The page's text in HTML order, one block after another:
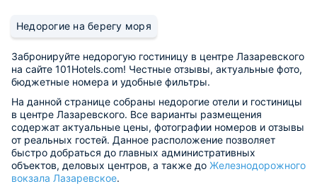
Недорогие на берегу моря
Забронируйте недорогую гостиницу в центре Лазаревского
на сайте 101Hotels.com! Честные отзывы, актуальные фото,
бюджетные номера и удобные фильтры.
На данной странице собраны недорогие отели и гостиницы
в центре Лазаревского. Все варианты размещения
содержат актуальные цены, фотографии номеров и отзывы
от реальных гостей. Данное расположение позволяет
быстро добраться до главных административных
объектов, деловых центров, а также до Железнодорожного
вокзала Лазаревское.